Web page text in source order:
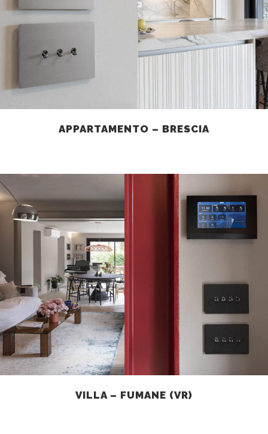
APPARTAMENTO – BRESCIA
VILLA – FUMANE (VR)